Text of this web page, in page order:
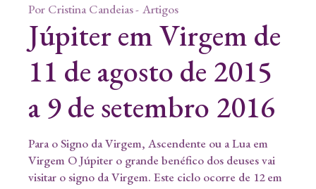
Por Cristina Candeias Artigos
Júpiter em Virgem de
11 de agosto de 2015
a 9 de setembro 2016
Para o Signo da Virgem, Ascendente ou a Lua em
Virgem O Júpiter o grande benéfico dos deuses vai
visitar o signo da Virgem. Este ciclo ocorre de 12 em